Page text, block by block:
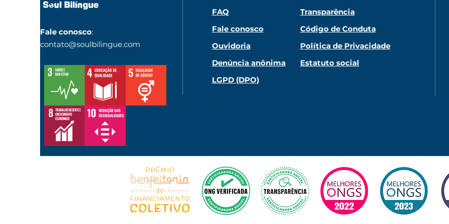
Fale conosco:
contato@soulbilingue.com
FAQ
Fale conosco
Ouvidoria
Denúncia anônima
LGPD(DPO)
Transparência
Código de Conduta
Política de Privacidade
Estatuto social